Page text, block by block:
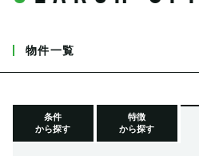
物件一覧
条件
から探す
特徴
から探す